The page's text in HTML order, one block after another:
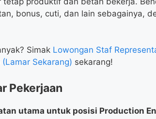
bonus, cuti, dan lain sebagainya,
Simak Lowongan Staf
Sekarang) sekarang!
Pekerjaan
utama untuk posisi Production